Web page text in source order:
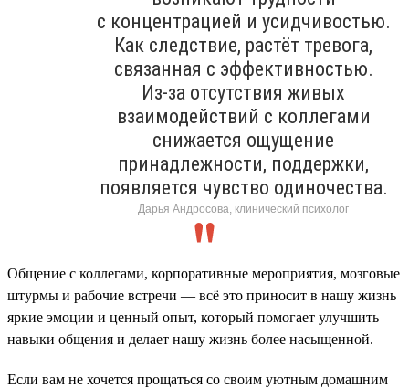
с концентрацией и усидчивостью.
Как следствие, растёт тревога,
связанная с эффективностью.
Из-за отсутствия живых
взаимодействий с коллегами
снижается ощущение
принадлежности, поддержки,
появляется чувство одиночества.
Дарья Андросова, клинический психолог
Общение с коллегами, корпоративные мероприятия, мозговые
штурмы и рабочие встречи — всё это приносит в нашу жизнь
яркие эмоции и ценный опыт, который помогает улучшить
навыки общения и делает нашу жизнь более насыщенной.
Если вам не хочется прощаться со своим уютным домашним